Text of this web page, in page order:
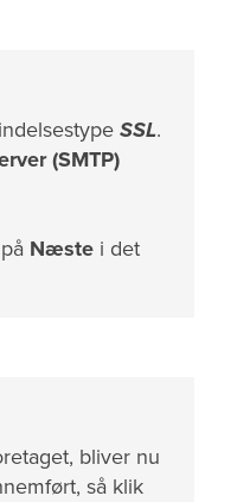
SSL.
(SMTP)
Næste i det
bliver nu
så klik